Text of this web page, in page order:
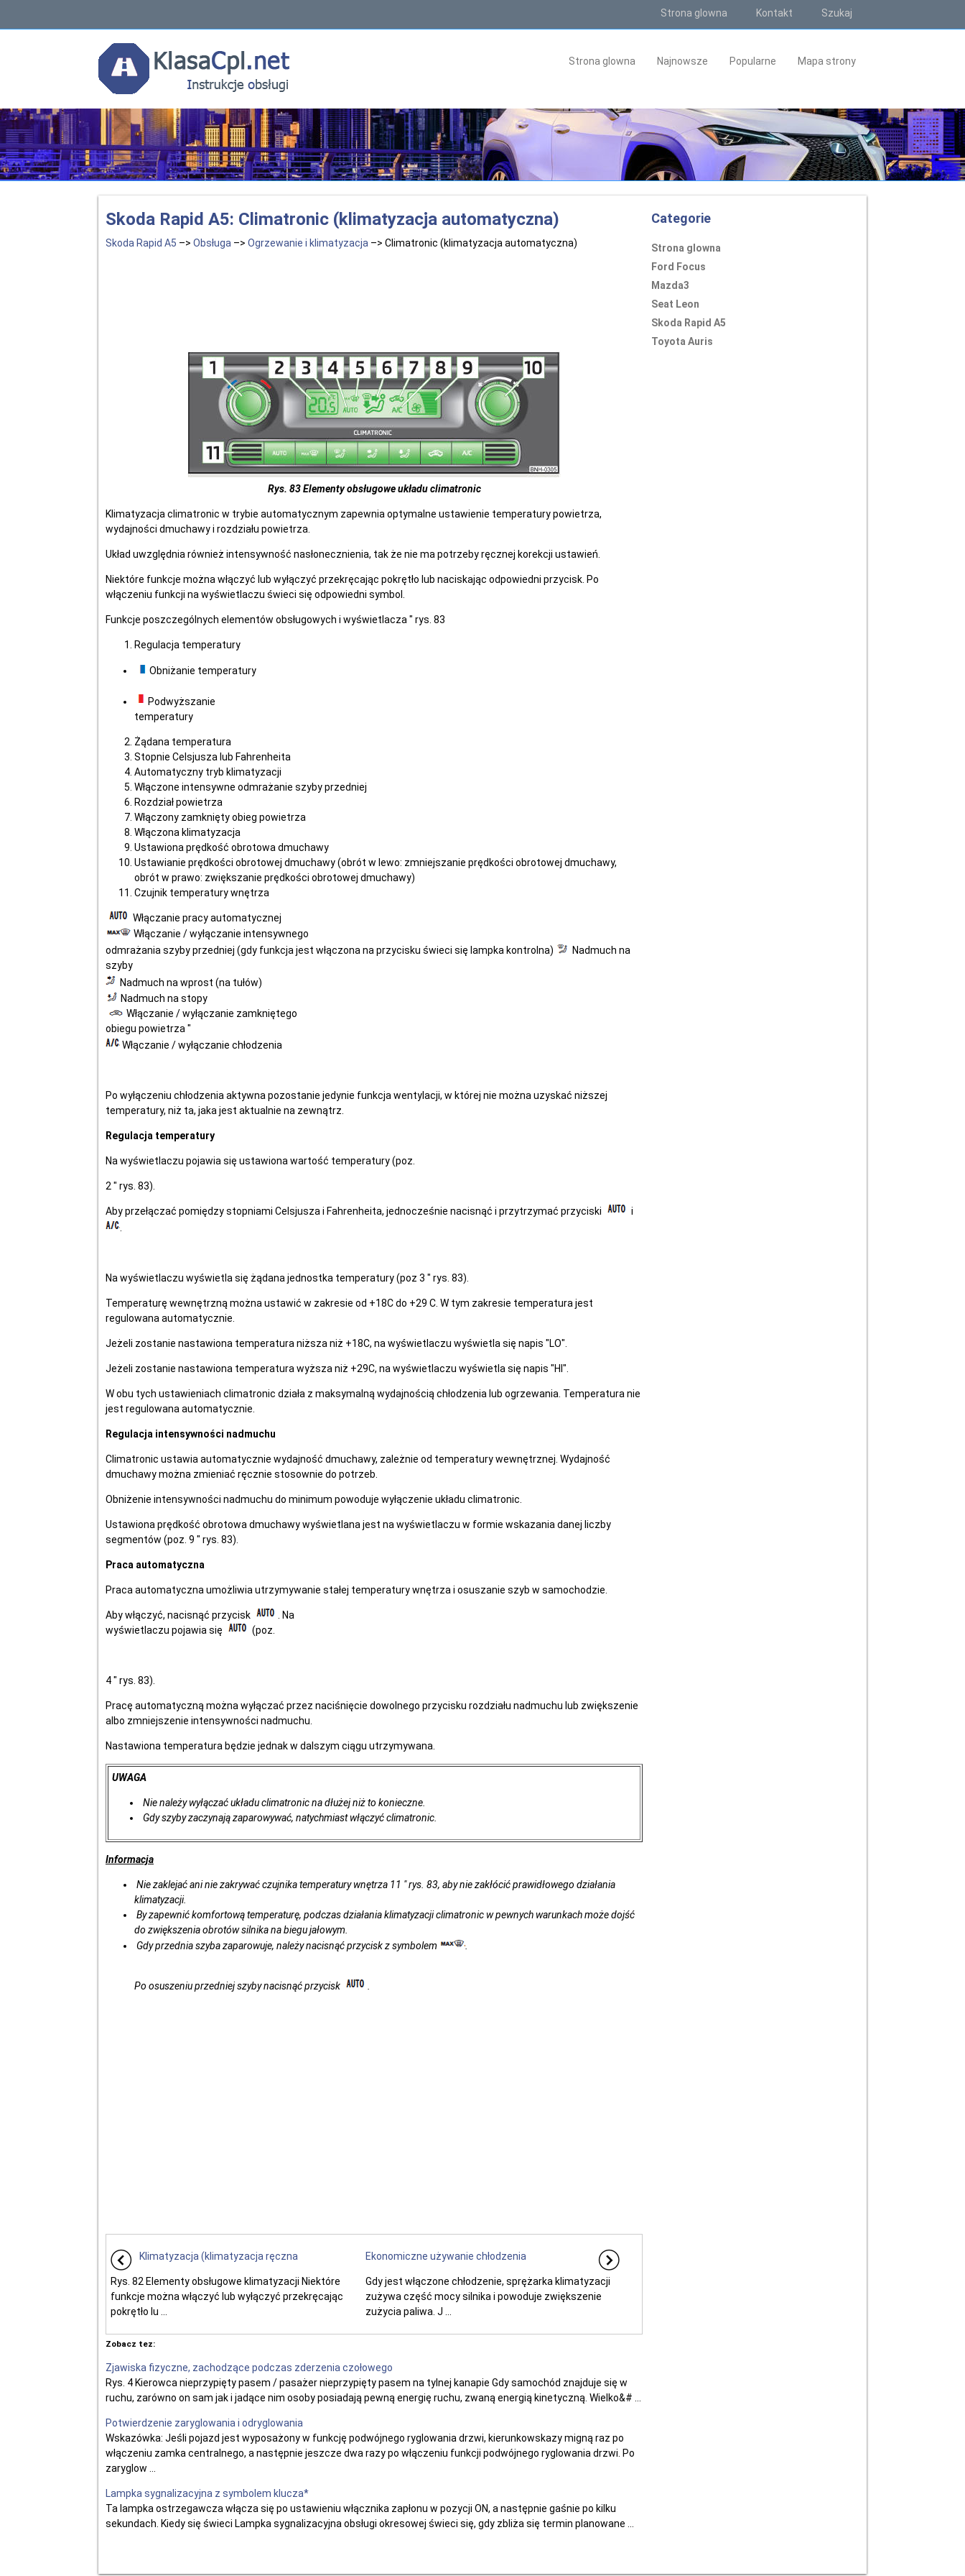
Strona glowna Kontakt Szukaj
Strona glowna Najnowsze Popularne Mapa strony
Skoda Rapid A5: Climatronic (klimatyzacja automatyczna)
Skoda Rapid A5 –> Obsługa –> Ogrzewanie i klimatyzacja –> Climatronic (klimatyzacja automatyczna)
Rys. 83 Elementy obsługowe układu climatronic
Klimatyzacja climatronic w trybie automatycznym zapewnia optymalne ustawienie temperatury powietrza,
wydajności dmuchawy i rozdziału powietrza.
Układ uwzględnia również intensywność nasłonecznienia, tak że nie ma potrzeby ręcznej korekcji ustawień.
Niektóre funkcje można włączyć lub wyłączyć przekręcając pokrętło lub naciskając odpowiedni przycisk. Po
włączeniu funkcji na wyświetlaczu świeci się odpowiedni symbol.
Funkcje poszczególnych elementów obsługowych i wyświetlacza " rys. 83
Regulacja temperatury
Obniżanie temperatury
Podwyższanie
temperatury
Żądana temperatura
Stopnie Celsjusza lub Fahrenheita
Automatyczny tryb klimatyzacji
Włączone intensywne odmrażanie szyby przedniej
Rozdział powietrza
Włączony zamknięty obieg powietrza
Włączona klimatyzacja
Ustawiona prędkość obrotowa dmuchawy
Ustawianie prędkości obrotowej dmuchawy (obrót w lewo: zmniejszanie prędkości obrotowej dmuchawy,
obrót w prawo: zwiększanie prędkości obrotowej dmuchawy)
Czujnik temperatury wnętrza
Włączanie pracy automatycznej
Włączanie / wyłączanie intensywnego
odmrażania szyby przedniej (gdy funkcja jest włączona na przycisku świeci się lampka kontrolna)
Nadmuch na
szyby
Nadmuch na wprost (na tułów)
Nadmuch na stopy
Włączanie / wyłączanie zamkniętego
obiegu powietrza "
Włączanie / wyłączanie chłodzenia
Po wyłączeniu chłodzenia aktywna pozostanie jedynie funkcja wentylacji, w której nie można uzyskać niższej
temperatury, niż ta, jaka jest aktualnie na zewnątrz.
Regulacja temperatury
Na wyświetlaczu pojawia się ustawiona wartość temperatury (poz.
2 " rys. 83).
Aby przełączać pomiędzy stopniami Celsjusza i Fahrenheita, jednocześnie nacisnąć i przytrzymać przyciski
i
Na wyświetlaczu wyświetla się żądana jednostka temperatury (poz 3 " rys. 83).
Temperaturę wewnętrzną można ustawić w zakresie od +18C do +29 C. W tym zakresie temperatura jest
regulowana automatycznie.
Jeżeli zostanie nastawiona temperatura niższa niż +18C, na wyświetlaczu wyświetla się napis "LO".
Jeżeli zostanie nastawiona temperatura wyższa niż +29C, na wyświetlaczu wyświetla się napis "HI".
W obu tych ustawieniach climatronic działa z maksymalną wydajnością chłodzenia lub ogrzewania. Temperatura nie
jest regulowana automatycznie.
Regulacja intensywności nadmuchu
Climatronic ustawia automatycznie wydajność dmuchawy, zależnie od temperatury wewnętrznej. Wydajność
dmuchawy można zmieniać ręcznie stosownie do potrzeb.
Obniżenie intensywności nadmuchu do minimum powoduje wyłączenie układu climatronic.
Ustawiona prędkość obrotowa dmuchawy wyświetlana jest na wyświetlaczu w formie wskazania danej liczby
segmentów (poz. 9 " rys. 83).
Praca automatyczna
Praca automatyczna umożliwia utrzymywanie stałej temperatury wnętrza i osuszanie szyb w samochodzie.
Aby włączyć, nacisnąć przycisk
. Na
wyświetlaczu pojawia się
(poz.
4 " rys. 83).
Pracę automatyczną można wyłączać przez naciśnięcie dowolnego przycisku rozdziału nadmuchu lub zwiększenie
albo zmniejszenie intensywności nadmuchu.
Nastawiona temperatura będzie jednak w dalszym ciągu utrzymywana.
UWAGA
Nie należy wyłączać układu climatronic na dłużej niż to konieczne.
Gdy szyby zaczynają zaparowywać, natychmiast włączyć climatronic.
Informacja
Nie zaklejać ani nie zakrywać czujnika temperatury wnętrza 11 " rys. 83, aby nie zakłócić prawidłowego działania
klimatyzacji.
By zapewnić komfortową temperaturę, podczas działania klimatyzacji climatronic w pewnych warunkach może dojść
do zwiększenia obrotów silnika na biegu jałowym.
Gdy przednia szyba zaparowuje, należy nacisnąć przycisk z symbolem
Po osuszeniu przedniej szyby nacisnąć przycisk
Klimatyzacja (klimatyzacja ręczna
Rys. 82 Elementy obsługowe klimatyzacji Niektóre
funkcje można włączyć lub wyłączyć przekręcając
pokrętło lu ...
Ekonomiczne używanie chłodzenia
Gdy jest włączone chłodzenie, sprężarka klimatyzacji
zużywa część mocy silnika i powoduje zwiększenie
zużycia paliwa. J ...
Zobacz tez:
Zjawiska fizyczne, zachodzące podczas zderzenia czołowego
Rys. 4 Kierowca nieprzypięty pasem / pasażer nieprzypięty pasem na tylnej kanapie Gdy samochód znajduje się w
ruchu, zarówno on sam jak i jadące nim osoby posiadają pewną energię ruchu, zwaną energią kinetyczną. Wielko&# ...
Potwierdzenie zaryglowania i odryglowania
Wskazówka: Jeśli pojazd jest wyposażony w funkcję podwójnego ryglowania drzwi, kierunkowskazy migną raz po
włączeniu zamka centralnego, a następnie jeszcze dwa razy po włączeniu funkcji podwójnego ryglowania drzwi. Po
zaryglow ...
Lampka sygnalizacyjna z symbolem klucza*
Ta lampka ostrzegawcza włącza się po ustawieniu włącznika zapłonu w pozycji ON, a następnie gaśnie po kilku
sekundach. Kiedy się świeci Lampka sygnalizacyjna obsługi okresowej świeci się, gdy zbliża się termin planowane ...
Categorie
Strona glowna
Ford Focus
Mazda3
Seat Leon
Skoda Rapid A5
Toyota Auris